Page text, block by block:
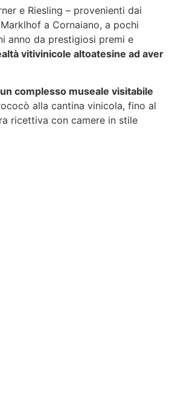
e Riesling – provenienti dai
a Cornaiano, a pochi
anno da prestigiosi premi e
vitivinicole altoatesine ad aver
complesso museale visitabile
alla cantina vinicola, fino al
ricettiva con camere in stile